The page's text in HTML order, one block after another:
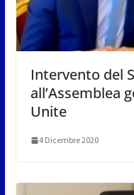
Intervento del
all’Assemblea
Unite
4 Dicembre 2020